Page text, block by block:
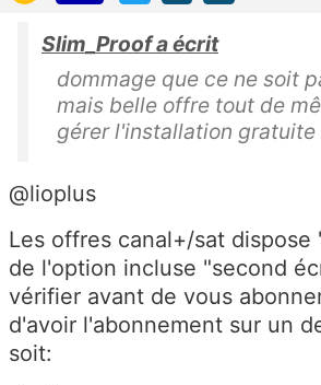
Slim_Proof a écrit
dommage que ce ne soit
mais belle offre tout de
gérer l'installation
@lioplus
Les offres canal+/sat dispose
de l'option incluse "second
vérifier avant de vous
d'avoir l'abonnement sur un
soit: